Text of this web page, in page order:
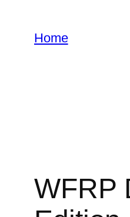
Inhalt
springen
Home
WFRP